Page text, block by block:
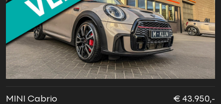
MINI Cabrio € 43.950,-